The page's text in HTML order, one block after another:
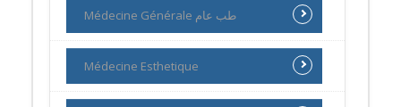
Médecine Générale طب عام
Médecine Esthetique